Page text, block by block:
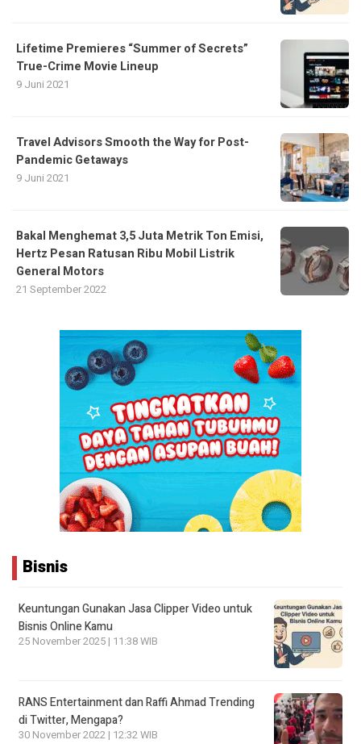
Lifetime Premieres “Summer of Secrets”
True-Crime Movie Lineup
9 Juni 2021
Travel Advisors Smooth the Way for Post-
Pandemic Getaways
9 Juni 2021
Bakal Menghemat 3,5 Juta Metrik Ton Emisi,
Hertz Pesan Ratusan Ribu Mobil Listrik
General Motors
21 September 2022
Bisnis
Keuntungan Gunakan Jasa Clipper Video untuk
Bisnis Online Kamu
25 November 2025 | 11:38 WIB
RANS Entertainment dan Raffi Ahmad Trending
di Twitter, Mengapa?
30 November 2022 | 12:32 WIB